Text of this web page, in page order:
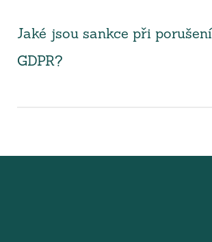
Jaké jsou sankce při porušení
GDPR?